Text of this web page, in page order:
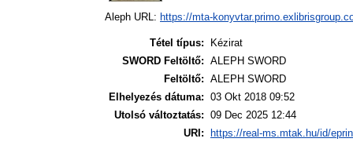
Aleph URL: https://mta-
Tétel típus:
Kézirat
SWORD Feltöltő: ALEPH SWORD
Feltöltő: ALEPH SWORD
Elhelyezés dátuma: 03 Okt 2018 09:52
Utolsó változtatás: 09 Dec 2025 12:44
URI:
https://real-ms.mtak.hu/id/